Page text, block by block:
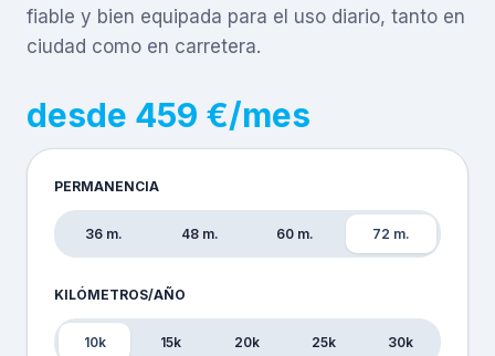
fiable y bien equipada para el uso diario, tanto en
ciudad como en carretera.
desde 459 €/mes
PERMANENCIA
36 m. 48 m. 60 m. 72 m.
KILÓMETROS/AÑO
10k 15k 20k 25k 30k